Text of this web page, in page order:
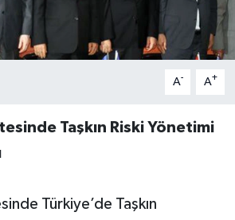
A- A+
Taşkın Riski Yönetimi
Türkiye’de Taşkın